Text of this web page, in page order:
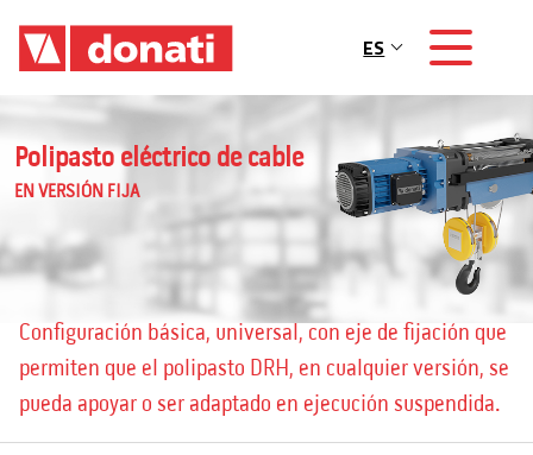
ES
Main navigation
Polipasto eléctrico de cable
EN VERSIÓN FIJA
Configuración básica, universal, con eje de fijación que
permiten que el polipasto DRH, en cualquier versión, se
pueda apoyar o ser adaptado en ejecución suspendida.